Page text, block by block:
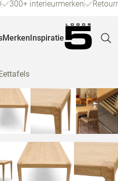
300+ interieurmerken
MerkenInspiratie